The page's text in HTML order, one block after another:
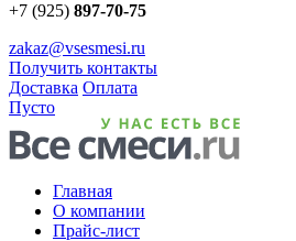
+7 (925) 897-70-75
zakaz@vsesmesi.ru
Получить контакты
Доставка Оплата
Пусто
Главная
О компании
Прайс-лист